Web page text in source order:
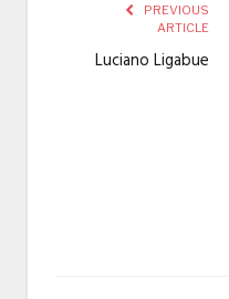
PREVIOUS
ARTICLE
Luciano Ligabue